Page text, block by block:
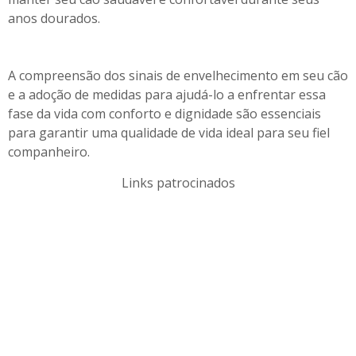
anos dourados.
A compreensão dos sinais de envelhecimento em seu cão
e a adoção de medidas para ajudá-lo a enfrentar essa
fase da vida com conforto e dignidade são essenciais
para garantir uma qualidade de vida ideal para seu fiel
companheiro.
Links patrocinados